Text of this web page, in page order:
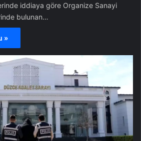
iddiaya göre Organize Sanayi
bulunan…
»